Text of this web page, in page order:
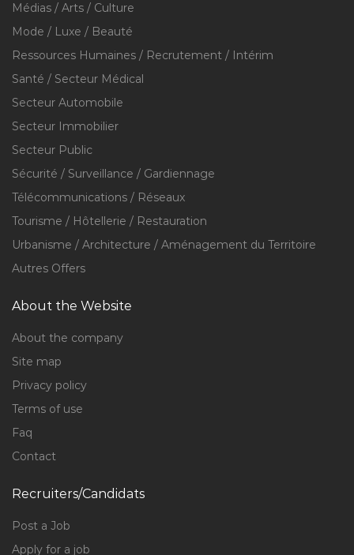
Médias / Arts / Culture
Mode / Luxe / Beauté
Ressources Humaines / Recrutement / Intérim
Santé / Secteur Médical
Secteur Automobile
Secteur Immobilier
Secteur Public
Sécurité / Surveillance / Gardiennage
Télécommunications / Réseaux
Tourisme / Hôtellerie / Restauration
Urbanisme / Architecture / Aménagement du Territoire
Autres Offers
About the Website
About the company
Site map
Privacy policy
Terms of use
Faq
Contact
Recruiters/Candidats
Post a Job
Apply for a job